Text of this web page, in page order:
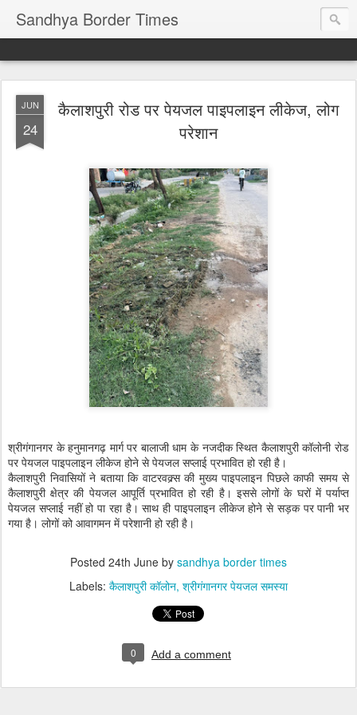
Sandhya Border Times
JUN
24
कैलाशपुरी रोड पर पेयजल पाइपलाइन लीकेज, लोग
परेशान
श्रीगंगानगर के हनुमानगढ़ मार्ग पर बालाजी धाम के नजदीक स्थित कैलाशपुरी कॉलोनी रोड
पर पेयजल पाइपलाइन लीकेज होने से पेयजल सप्लाई प्रभावित हो रही है।
कैलाशपुरी निवासियों ने बताया कि वाटरवक्र्स की मुख्य पाइपलाइन पिछले काफी समय से
कैलाशपुरी क्षेत्र की पेयजल आपूर्ति प्रभावित हो रही है। इससे लोगों के घरों में पर्याप्त
पेयजल सप्लाई नहीं हो पा रहा है। साथ ही पाइपलाइन लीकेज होने से सड़क पर पानी भर
गया है। लोगों को आवागमन में परेशानी हो रही है।
Posted 24th June by sandhya border times
Labels: कैलाशपुरी कॉलोन श्रीगंगानगर पेयजल समस्या
0 Add a comment